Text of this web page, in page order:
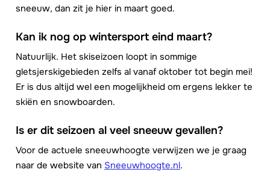
sneeuw, dan zit je hier in maart goed.
Kan ik nog op wintersport eind maart?
Natuurlijk. Het skiseizoen loopt in sommige
gletsjerskigebieden zelfs al vanaf oktober tot begin mei!
Er is dus altijd wel een mogelijkheid om ergens lekker te
skiën en snowboarden.
Is er dit seizoen al veel sneeuw gevallen?
Voor de actuele sneeuwhoogte verwijzen we je graag
naar de website van Sneeuwhoogte.nl.